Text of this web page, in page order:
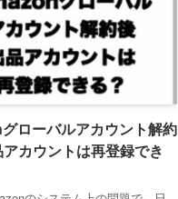
ローバルアカウント解約
カウントは再登録でき